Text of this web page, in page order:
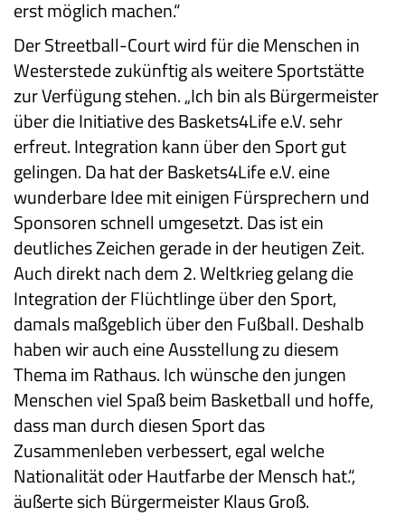
erst möglich machen.“
Der Streetball-Court wird für die Menschen in
Westerstede zukünftig als weitere Sportstätte
zur Verfügung stehen. „Ich bin als Bürgermeister
über die Initiative des Baskets4Life e.V. sehr
erfreut. Integration kann über den Sport gut
gelingen. Da hat der Baskets4Life e.V. eine
wunderbare Idee mit einigen Fürsprechern und
Sponsoren schnell umgesetzt. Das ist ein
deutliches Zeichen gerade in der heutigen Zeit.
Auch direkt nach dem 2. Weltkrieg gelang die
Integration der Flüchtlinge über den Sport,
damals maßgeblich über den Fußball. Deshalb
haben wir auch eine Ausstellung zu diesem
Thema im Rathaus. Ich wünsche den jungen
Menschen viel Spaß beim Basketball und hoffe,
dass man durch diesen Sport das
Zusammenleben verbessert, egal welche
Nationalität oder Hautfarbe der Mensch hat.“,
äußerte sich Bürgermeister Klaus Groß.